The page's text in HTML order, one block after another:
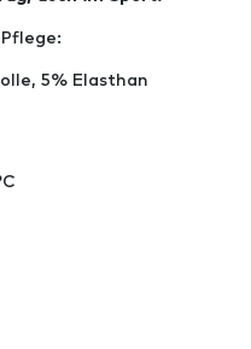
5% Elasthan